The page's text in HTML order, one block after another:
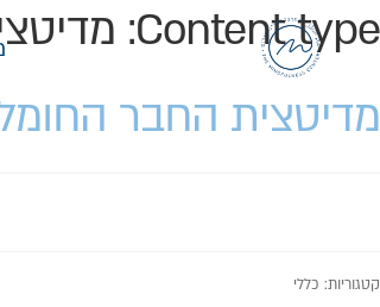
Content type:
מדיטצית החבר
קטגוריות: כללי